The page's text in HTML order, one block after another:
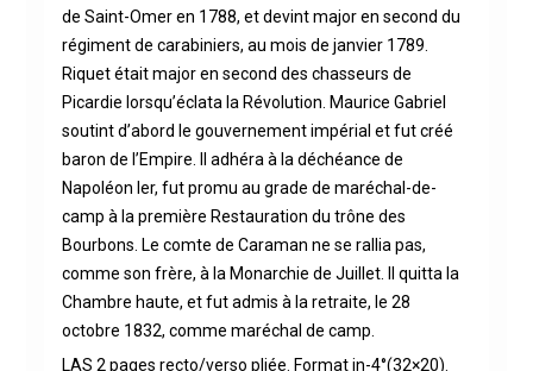
de Saint-Omer en 1788, et devint major en second du
régiment de carabiniers, au mois de janvier 1789.
Riquet était major en second des chasseurs de
Picardie lorsqu’éclata la Révolution. Maurice Gabriel
soutint d’abord le gouvernement impérial et fut créé
baron de l’Empire. Il adhéra à la déchéance de
Napoléon Ier, fut promu au grade de maréchal-de-
camp à la première Restauration du trône des
Bourbons. Le comte de Caraman ne se rallia pas,
comme son frère, à la Monarchie de Juillet. Il quitta la
Chambre haute, et fut admis à la retraite, le 28
octobre 1832, comme maréchal de camp.
LAS 2 pages recto/verso pliée. Format in-4°(32×20).